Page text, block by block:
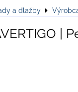
a dlažby
|